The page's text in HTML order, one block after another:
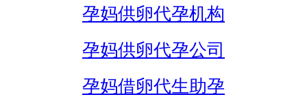
孕妈供卵代孕机构
孕妈供卵代孕公司
孕妈借卵代生助孕